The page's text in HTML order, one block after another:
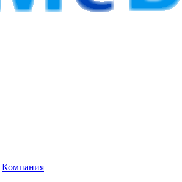
Компания